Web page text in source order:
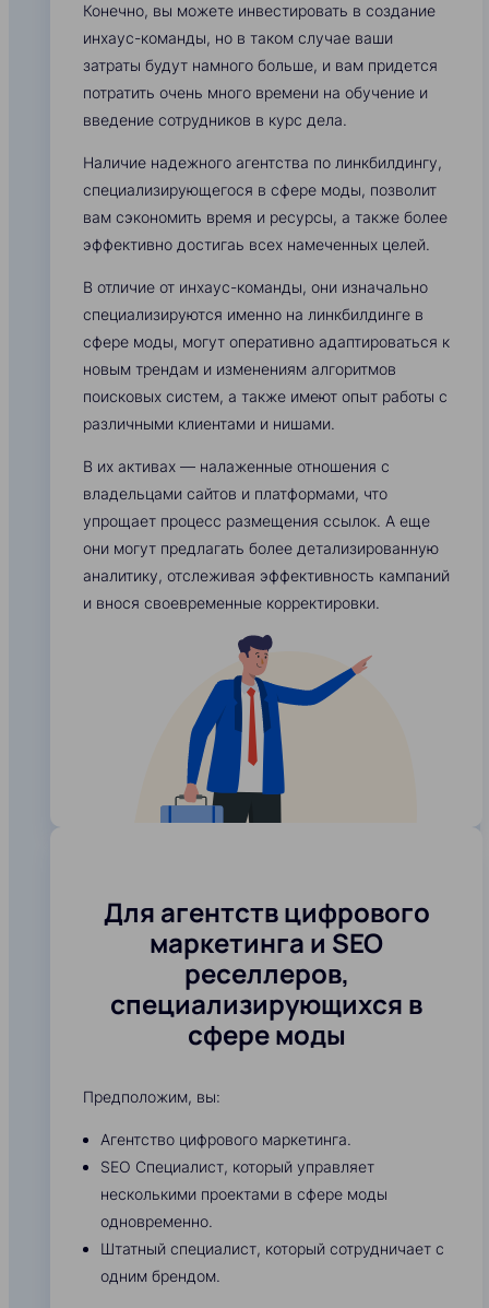
Конечно, вы можете инвестировать в создание
инхаус-команды, но в таком случае ваши
затраты будут намного больше, и вам придется
потратить очень много времени на обучение и
введение сотрудников в курс дела.
Наличие надежного агентства по линкбилдингу,
специализирующегося в сфере моды, позволит
вам сэкономить время и ресурсы, а также более
эффективно достигаь всех намеченных целей.
В отличие от инхаус-команды, они изначально
специализируются именно на линкбилдинге в
сфере моды, могут оперативно адаптироваться к
новым трендам и изменениям алгоритмов
поисковых систем, а также имеют опыт работы с
различными клиентами и нишами.
В их активах — налаженные отношения с
владельцами сайтов и платформами, что
упрощает процесс размещения ссылок. А еще
они могут предлагать более детализированную
аналитику, отслеживая эффективность кампаний
и внося своевременные корректировки.
Для агентств цифрового
маркетинга и SEO
реселлеров,
специализирующихся в
сфере моды
Предположим, вы:
Агентство цифрового маркетинга.
SEO Специалист, который управляет
несколькими проектами в сфере моды
одновременно.
Штатный специалист, который сотрудничает с
одним брендом.